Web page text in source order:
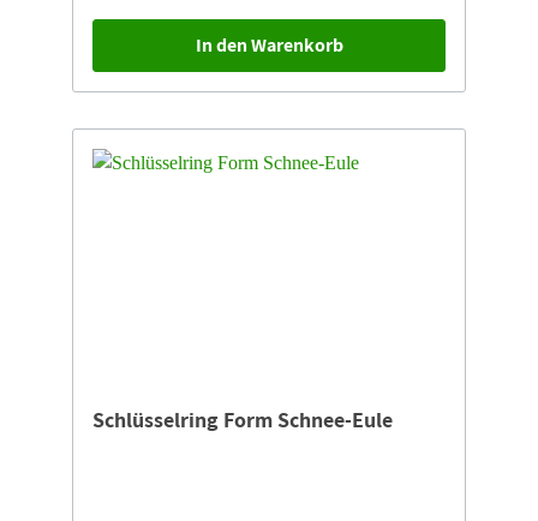
In den Warenkorb
Schlüsselring Form Schnee-Eule